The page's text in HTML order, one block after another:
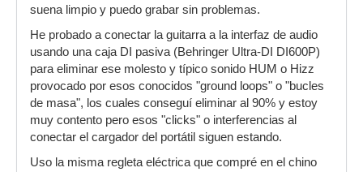
suena limpio y puedo grabar sin problemas.
He probado a conectar la guitarra a la interfaz de audio
usando una caja DI pasiva (Behringer Ultra-DI DI600P)
para eliminar ese molesto y típico sonido HUM o Hizz
provocado por esos conocidos "ground loops" o "bucles
de masa", los cuales conseguí eliminar al 90% y estoy
muy contento pero esos "clicks" o interferencias al
conectar el cargador del portátil siguen estando.
Uso la misma regleta eléctrica que compré en el chino